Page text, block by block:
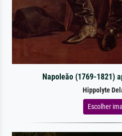
Napoleão (1769-1821)
Hippolyte
Escolher